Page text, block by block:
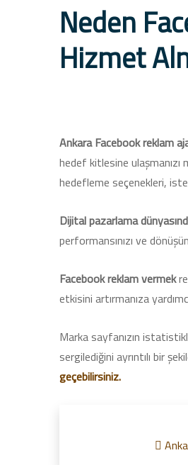
Neden
Hizmet
Ankara Facebook reklam
hedef kitlesine ulaşmanızı
hedefleme seçenekleri,
Dijital pazarlama
performansınızı ve
Facebook reklam vermek
etkisini artırmanıza
Marka sayfanızın
sergilediğini ayrıntılı bir
geçebilirsiniz.